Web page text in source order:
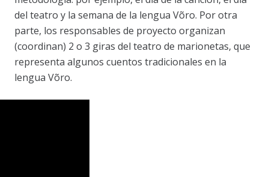
del teatro y la semana de la lengua Võro. Por otra
parte, los responsables de proyecto organizan
(coordinan) 2 o 3 giras del teatro de marionetas, que
representa algunos cuentos tradicionales en la
lengua Võro.